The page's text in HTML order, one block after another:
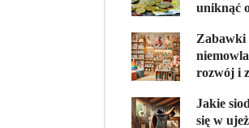
uniknąć
Zabawki
rozwój i
Jakie
się w